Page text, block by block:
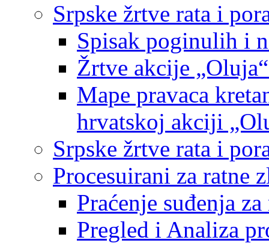
Srpske žrtve rata i
Spisak poginulih i
Žrtve akcije
Mape pravaca
hrvatskoj akciji
Srpske žrtve rata i
Procesuirani za ratne
Praćenje suđenja
Pregled i Analiza